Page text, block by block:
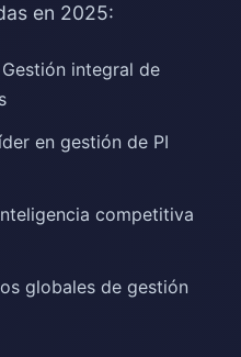
en 2025:
Gestión integral de
en gestión de PI
competitiva
globales de gestión